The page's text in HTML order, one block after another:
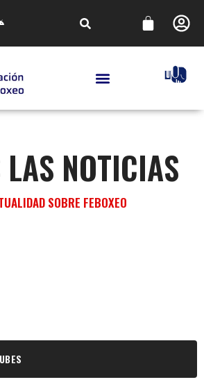
NOTICIAS
SOBRE FEBOXEO